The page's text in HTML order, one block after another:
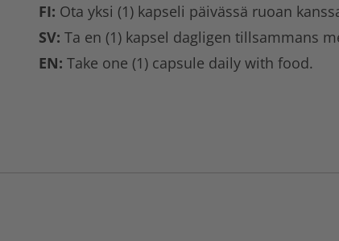
FI: Ota yksi (1) kapseli päivässä ruoan
SV: Ta en (1) kapsel dagligen tillsammans
EN: Take one (1) capsule daily with food.